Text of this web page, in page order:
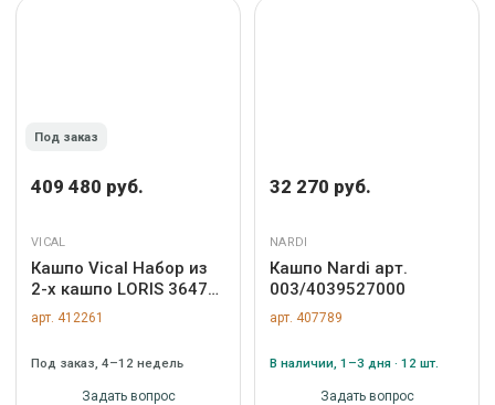
Под заказ
409 480 руб.
VICAL
Кашпо Vical Набор из
2-х кашпо LORIS 36470
арт. 418634
арт. 412261
Под заказ, 4–12 недель
Задать вопрос
32 270 руб.
NARDI
Кашпо Nardi арт.
003/4039527000
арт. 407789
В наличии, 1–3 дня · 12 шт.
Задать вопрос